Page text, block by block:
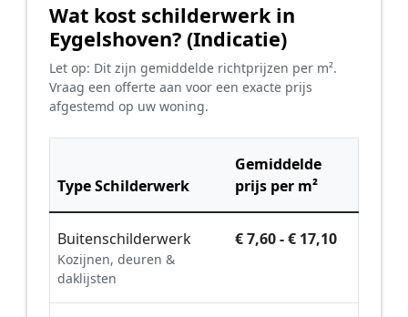
Wat kost schilderwerk in
Eygelshoven? (Indicatie)
Let op: Dit zijn gemiddelde richtprijzen per m².
Vraag een offerte aan voor een exacte prijs
afgestemd op uw woning.
Type Schilderwerk
Gemiddelde
prijs per m²
Buitenschilderwerk
Kozijnen, deuren &
daklijsten
€ 7,60 - € 17,10